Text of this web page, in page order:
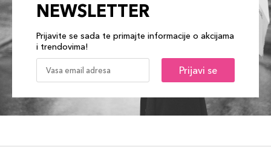
NEWSLETTER
Prijavite se sada te primajte informacije o akcijama
i trendovima!
Prijavi se